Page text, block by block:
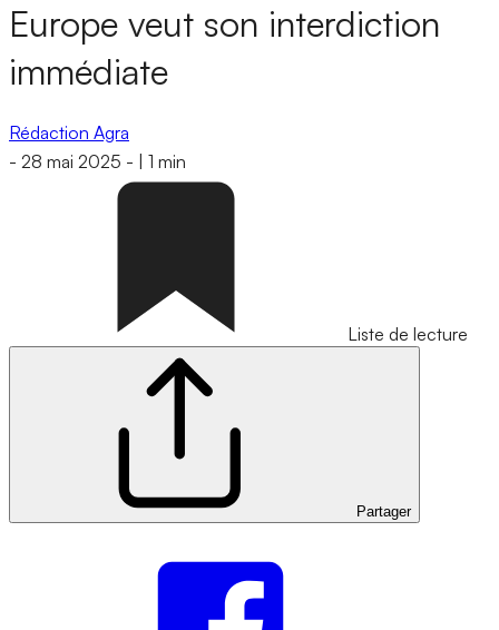
Europe veut son interdiction
immédiate
Rédaction Agra
- 28 mai 2025 - 1 min
Liste de lecture
Partager